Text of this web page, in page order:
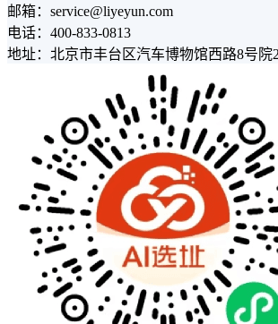
邮箱：service@liyeyun.com
电话：400-833-0813
地址：北京市丰台区汽车博物馆西路8号院